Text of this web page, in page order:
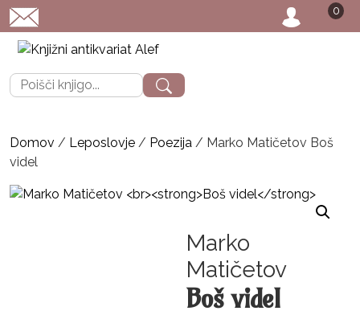
POŠTNINA: 0
Išči:
Domov / Leposlovje / Poezija / Marko Matičetov Boš
videl
Marko
Matičetov
Boš videl